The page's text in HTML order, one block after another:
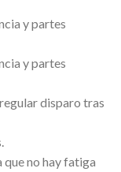
y partes
y partes
disparo tras
que no hay fatiga